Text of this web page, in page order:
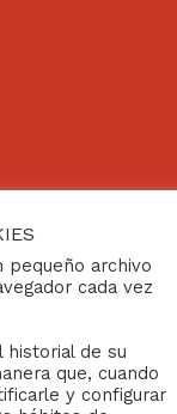
pequeño archivo
cada vez
historial de su
que, cuando
y configurar